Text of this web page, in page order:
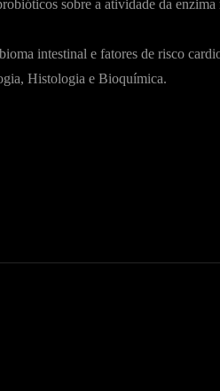
sobre a atividade da
intestinal e fatores de risco
Histologia e Bioquímica.